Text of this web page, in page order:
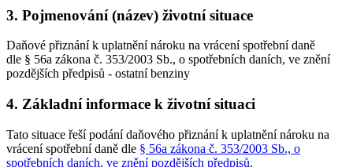
3. Pojmenování (název) životní situace
Daňové přiznání k uplatnění nároku na vrácení spotřební daně
dle § 56a zákona č. 353/2003 Sb., o spotřebních daních, ve znění
pozdějších předpisů - ostatní benziny
4. Základní informace k životní situaci
Tato situace řeší podání daňového přiznání k uplatnění nároku na
vrácení spotřební daně dle § 56a zákona č. 353/2003 Sb., o
spotřebních daních, ve znění pozdějších předpisů.